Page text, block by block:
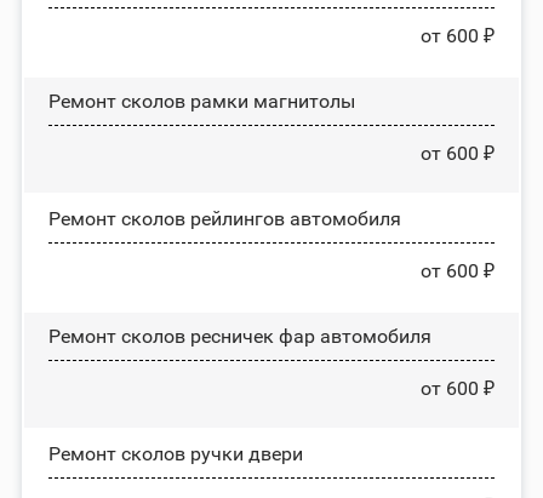
от 600 ₽
Ремонт сколов рамки магнитолы
от 600 ₽
Ремонт сколов рейлингов автомобиля
от 600 ₽
Ремонт сколов ресничек фар автомобиля
от 600 ₽
Ремонт сколов ручки двери